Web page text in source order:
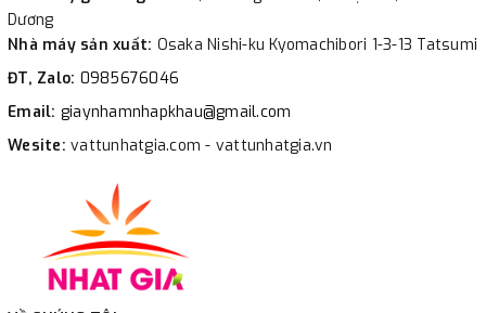
Dương
Nhà máy sản xuất: Osaka Nishi-ku Kyomachibori 1-3-13 Tatsumi
ĐT, Zalo: 0985676046
Email: giaynhamnhapkhau@gmail.com
Wesite: vattunhatgia.com - vattunhatgia.vn